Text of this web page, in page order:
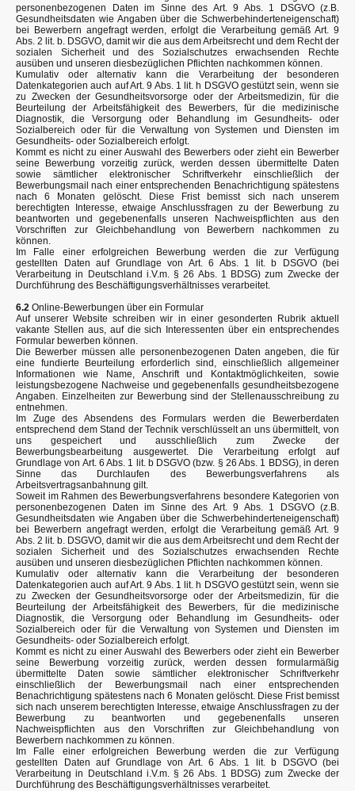
personenbezogenen Daten im Sinne des Art. 9 Abs. 1 DSGVO (z.B.
Gesundheitsdaten wie Angaben über die Schwerbehinderteneigenschaft)
bei Bewerbern angefragt werden, erfolgt die Verarbeitung gemäß Art. 9
Abs. 2 lit. b. DSGVO, damit wir die aus dem Arbeitsrecht und dem Recht der
sozialen Sicherheit und des Sozialschutzes erwachsenden Rechte
ausüben und unseren diesbezüglichen Pflichten nachkommen können.
Kumulativ oder alternativ kann die Verarbeitung der besonderen
Datenkategorien auch auf Art. 9 Abs. 1 lit. h DSGVO gestützt sein, wenn sie
zu Zwecken der Gesundheitsvorsorge oder der Arbeitsmedizin, für die
Beurteilung der Arbeitsfähigkeit des Bewerbers, für die medizinische
Diagnostik, die Versorgung oder Behandlung im Gesundheits- oder
Sozialbereich oder für die Verwaltung von Systemen und Diensten im
Gesundheits- oder Sozialbereich erfolgt.
Kommt es nicht zu einer Auswahl des Bewerbers oder zieht ein Bewerber
seine Bewerbung vorzeitig zurück, werden dessen übermittelte Daten
sowie sämtlicher elektronischer Schriftverkehr einschließlich der
Bewerbungsmail nach einer entsprechenden Benachrichtigung spätestens
nach 6 Monaten gelöscht. Diese Frist bemisst sich nach unserem
berechtigten Interesse, etwaige Anschlussfragen zu der Bewerbung zu
beantworten und gegebenenfalls unseren Nachweispflichten aus den
Vorschriften zur Gleichbehandlung von Bewerbern nachkommen zu
können.
Im Falle einer erfolgreichen Bewerbung werden die zur Verfügung
gestellten Daten auf Grundlage von Art. 6 Abs. 1 lit. b DSGVO (bei
Verarbeitung in Deutschland i.V.m. § 26 Abs. 1 BDSG) zum Zwecke der
Durchführung des Beschäftigungsverhältnisses verarbeitet.
6.2 Online-Bewerbungen über ein Formular
Auf unserer Website schreiben wir in einer gesonderten Rubrik aktuell
vakante Stellen aus, auf die sich Interessenten über ein entsprechendes
Formular bewerben können.
Die Bewerber müssen alle personenbezogenen Daten angeben, die für
eine fundierte Beurteilung erforderlich sind, einschließlich allgemeiner
Informationen wie Name, Anschrift und Kontaktmöglichkeiten, sowie
leistungsbezogene Nachweise und gegebenenfalls gesundheitsbezogene
Angaben. Einzelheiten zur Bewerbung sind der Stellenausschreibung zu
entnehmen.
Im Zuge des Absendens des Formulars werden die Bewerberdaten
entsprechend dem Stand der Technik verschlüsselt an uns übermittelt, von
uns gespeichert und ausschließlich zum Zwecke der
Bewerbungsbearbeitung ausgewertet. Die Verarbeitung erfolgt auf
Grundlage von Art. 6 Abs. 1 lit. b DSGVO (bzw. § 26 Abs. 1 BDSG), in deren
Sinne das Durchlaufen des Bewerbungsverfahrens als
Arbeitsvertragsanbahnung gilt.
Soweit im Rahmen des Bewerbungsverfahrens besondere Kategorien von
personenbezogenen Daten im Sinne des Art. 9 Abs. 1 DSGVO (z.B.
Gesundheitsdaten wie Angaben über die Schwerbehinderteneigenschaft)
bei Bewerbern angefragt werden, erfolgt die Verarbeitung gemäß Art. 9
Abs. 2 lit. b. DSGVO, damit wir die aus dem Arbeitsrecht und dem Recht der
sozialen Sicherheit und des Sozialschutzes erwachsenden Rechte
ausüben und unseren diesbezüglichen Pflichten nachkommen können.
Kumulativ oder alternativ kann die Verarbeitung der besonderen
Datenkategorien auch auf Art. 9 Abs. 1 lit. h DSGVO gestützt sein, wenn sie
zu Zwecken der Gesundheitsvorsorge oder der Arbeitsmedizin, für die
Beurteilung der Arbeitsfähigkeit des Bewerbers, für die medizinische
Diagnostik, die Versorgung oder Behandlung im Gesundheits- oder
Sozialbereich oder für die Verwaltung von Systemen und Diensten im
Gesundheits- oder Sozialbereich erfolgt.
Kommt es nicht zu einer Auswahl des Bewerbers oder zieht ein Bewerber
seine Bewerbung vorzeitig zurück, werden dessen formularmäßig
übermittelte Daten sowie sämtlicher elektronischer Schriftverkehr
einschließlich der Bewerbungsmail nach einer entsprechenden
Benachrichtigung spätestens nach 6 Monaten gelöscht. Diese Frist bemisst
sich nach unserem berechtigten Interesse, etwaige Anschlussfragen zu der
Bewerbung zu beantworten und gegebenenfalls unseren
Nachweispflichten aus den Vorschriften zur Gleichbehandlung von
Bewerbern nachkommen zu können.
Im Falle einer erfolgreichen Bewerbung werden die zur Verfügung
gestellten Daten auf Grundlage von Art. 6 Abs. 1 lit. b DSGVO (bei
Verarbeitung in Deutschland i.V.m. § 26 Abs. 1 BDSG) zum Zwecke der
Durchführung des Beschäftigungsverhältnisses verarbeitet.